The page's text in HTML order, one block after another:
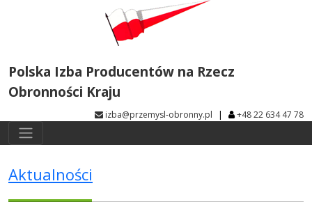
Polska Izba Producentów na Rzecz
Obronności Kraju
izba@przemysl-obronny.pl | +48 22 634 47 78
Aktualności